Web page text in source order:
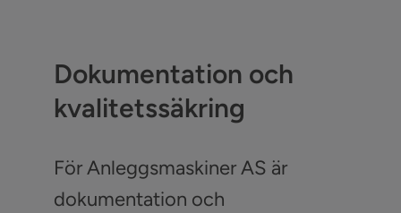
Dokumentation och
kvalitetssäkring
För Anleggsmaskiner AS är
dokumentation och